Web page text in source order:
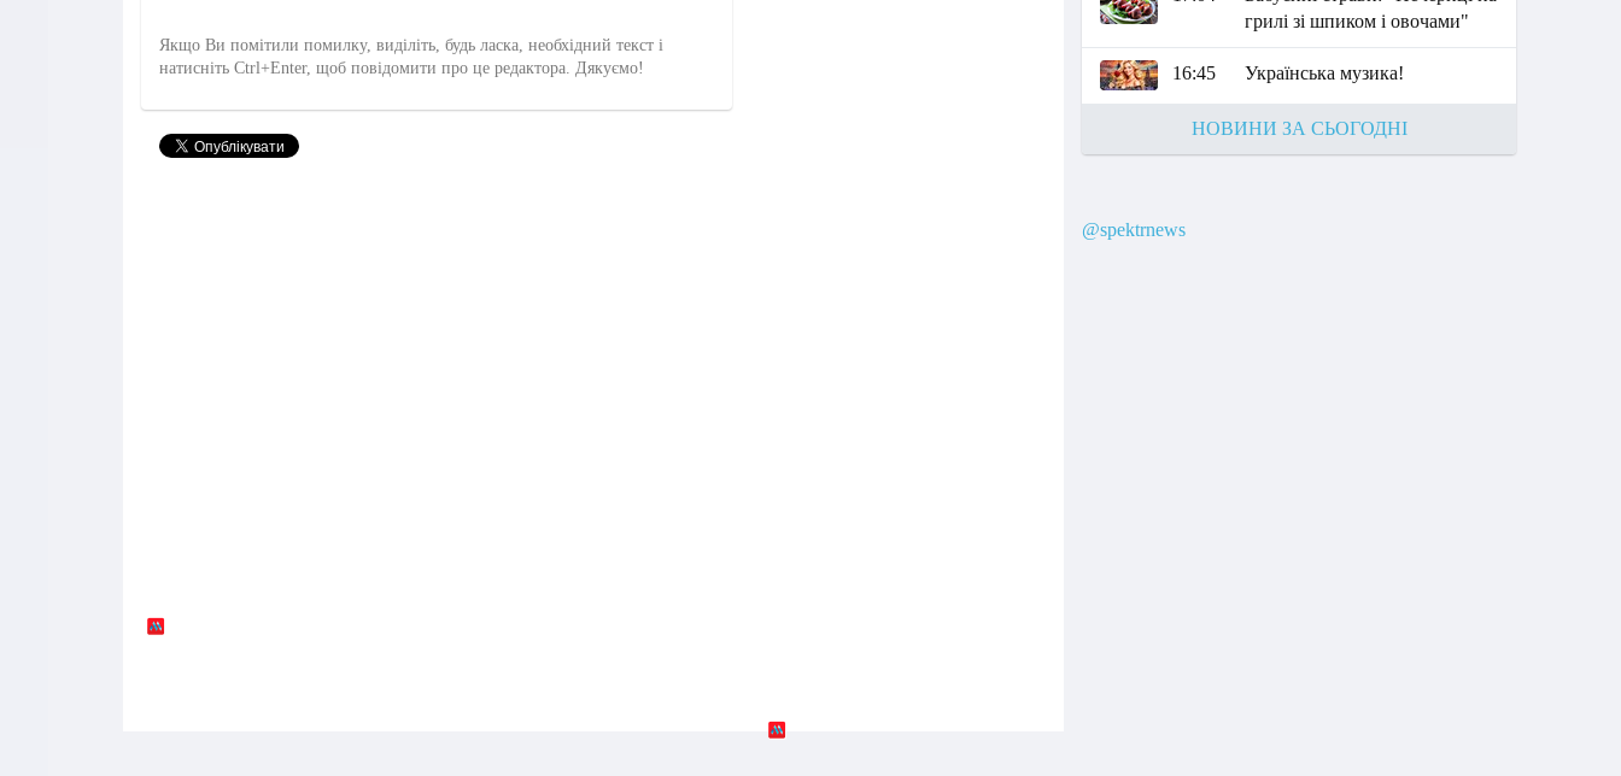
Якщо Ви помітили помилку, виділіть, будь ласка, необхідний текст і
натисніть Ctrl+Enter, щоб повідомити про це редактора. Дякуємо!
грилі зі шпиком і овочами"
16:45 Українська музика!
НОВИНИ ЗА СЬОГОДНІ
@spektrnews